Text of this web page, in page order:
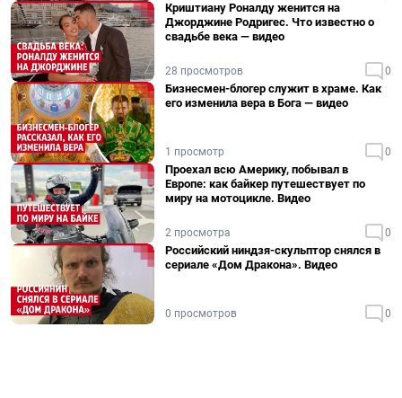
Криштиану Роналду женится на
Джорджине Родригес. Что известно о
свадьбе века — видео
28 просмотров 0
Бизнесмен-блогер служит в храме. Как
его изменила вера в Бога — видео
1 просмотр 0
Проехал всю Америку, побывал в
Европе: как байкер путешествует по
миру на мотоцикле. Видео
2 просмотра 0
Российский ниндзя-скульптор снялся в
сериале «Дом Дракона». Видео
0 просмотров 0